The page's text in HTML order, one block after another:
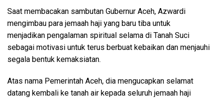
Saat membacakan sambutan Gubernur Aceh, Azwardi
mengimbau para jemaah haji yang baru tiba untuk
menjadikan pengalaman spiritual selama di Tanah Suci
sebagai motivasi untuk terus berbuat kebaikan dan menjauhi
segala bentuk kemaksiatan.
Atas nama Pemerintah Aceh, dia mengucapkan selamat
datang kembali ke tanah air kepada seluruh jemaah haji